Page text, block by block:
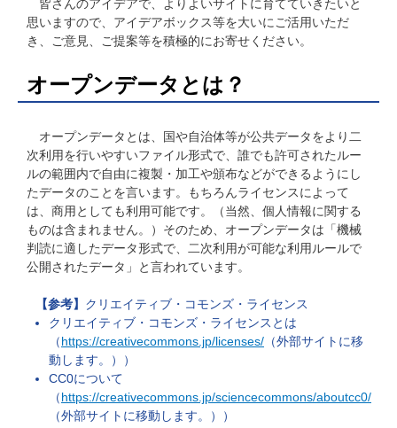
皆さんのアイデアで、よりよいサイトに育てていきたいと
思いますので、アイデアボックス等を大いにご活用いただ
き、ご意見、ご提案等を積極的にお寄せください。
オープンデータとは？
オープンデータとは、国や自治体等が公共データをより二
次利用を行いやすいファイル形式で、誰でも許可されたルー
ルの範囲内で自由に複製・加工や頒布などができるようにし
たデータのことを言います。もちろんライセンスによって
は、商用としても利用可能です。（当然、個人情報に関する
ものは含まれません。）そのため、オープンデータは「機械
判読に適したデータ形式で、二次利用が可能な利用ルールで
公開されたデータ」と言われています。
【参考】 クリエイティブ・コモンズ・ライセンス
クリエイティブ・コモンズ・ライセンスとは
（https://creativecommons.jp/licenses/ （外部サイトに移
動します。））
CC0について
（https://creativecommons.jp/sciencecommons/aboutcc0/
（外部サイトに移動します。））